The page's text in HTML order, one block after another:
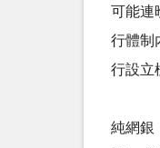
可能連
行體制
行設立
純網銀